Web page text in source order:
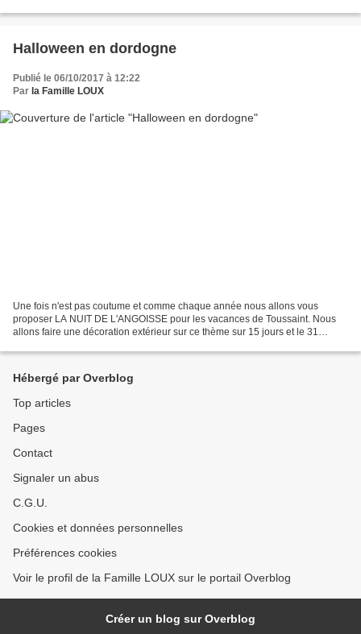
Halloween en dordogne
Publié le 06/10/2017 à 12:22
Par la Famille LOUX
Une fois n'est pas coutume et comme chaque année nous allons vous
proposer LA NUIT DE L'ANGOISSE pour les vacances de Toussaint. Nous
allons faire une décoration extérieur sur ce thème sur 15 jours et le 31
Hébergé par Overblog
Top articles
Pages
Contact
Signaler un abus
C.G.U.
Cookies et données personnelles
Préférences cookies
Voir le profil de la Famille LOUX sur le portail Overblog
Créer un blog sur Overblog